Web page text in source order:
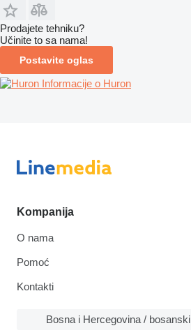
Prodajete tehniku?
Učinite to sa nama!
Postavite oglas
Informacije o Huron
Kompanija
O nama
Pomoć
Kontakti
Bosna i Hercegovina / bosanski